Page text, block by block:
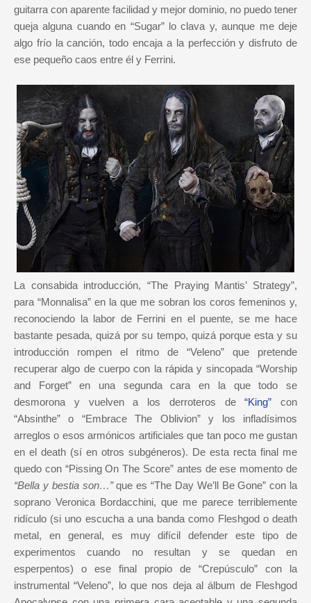
guitarra con aparente facilidad y mejor dominio, no puedo tener
queja alguna cuando en “Sugar” lo clava y, aunque me deje
algo frío la canción, todo encaja a la perfección y disfruto de
ese pequeño caos entre él y Ferrini.
La consabida introducción, “The Praying Mantis’ Strategy”,
para “Monnalisa” en la que me sobran los coros femeninos y,
reconociendo la labor de Ferrini en el puente, se me hace
bastante pesada, quizá por su tempo, quizá porque esta y su
introducción rompen el ritmo de “Veleno” que pretende
recuperar algo de cuerpo con la rápida y sincopada “Worship
and Forget” en una segunda cara en la que todo se
desmorona y vuelven a los derroteros de“King” con
“Absinthe” o “Embrace The Oblivion” y los infladísimos
arreglos o esos armónicos artificiales que tan poco me gustan
en el death (sí en otros subgéneros). De esta recta final me
quedo con “Pissing On The Score” antes de ese momento de
“Bella y bestia son…”que es “The Day We’ll Be Gone” con la
soprano Veronica Bordacchini, que me parece terriblemente
ridículo (si uno escucha a una banda como Fleshgod o death
metal, en general, es muy difícil defender este tipo de
experimentos cuando no resultan y se quedan en
esperpentos) o ese final propio de “Crepúsculo” con la
instrumental “Veleno”, lo que nos deja al álbum de Fleshgod